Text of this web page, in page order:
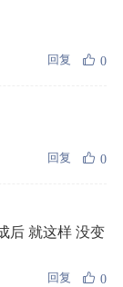
回复 0
回复 0
后 就这样 没变
回复 0